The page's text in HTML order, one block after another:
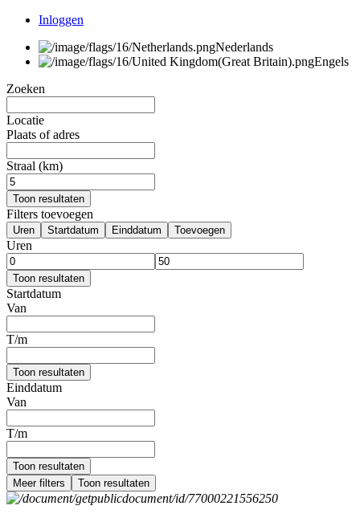
Inloggen
Nederlands
Engels
Zoeken
Locatie
Plaats of adres
Straal (km)
Toon resultaten
Filters toevoegen
Uren Startdatum Einddatum Toevoegen
Uren
Toon resultaten
Startdatum
Van
T/m
Toon resultaten
Einddatum
Van
T/m
Toon resultaten
Meer filters
Toon resultaten